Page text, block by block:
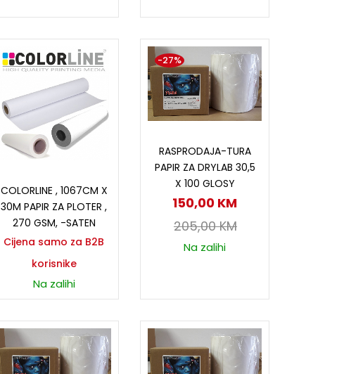
COLORLINE , 1067CM X
30M PAPIR ZA PLOTER ,
270 GSM, -SATEN
Cijena samo za B2B
korisnike
Na zalihi
RASPRODAJA-TURA
PAPIR ZA DRYLAB 30,5
X 100 GLOSY
150,00 KM
205,00KM
-27%
Na zalihi